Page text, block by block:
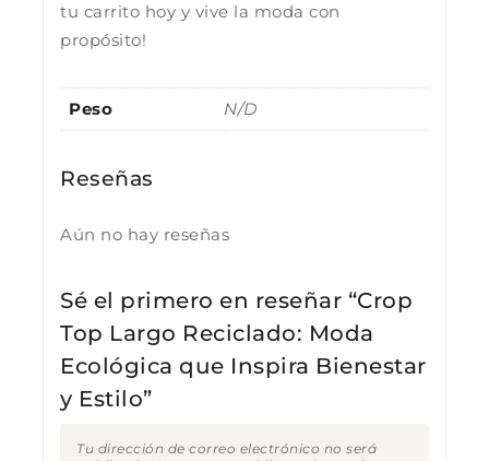
tu carrito hoy y vive la moda con
propósito!
Peso N/D
Reseñas
Aún no hay reseñas
Sé el primero en reseñar “Crop
Top Largo Reciclado: Moda
Ecológica que Inspira Bienestar
y Estilo”
Tu dirección de correo electrónico no será